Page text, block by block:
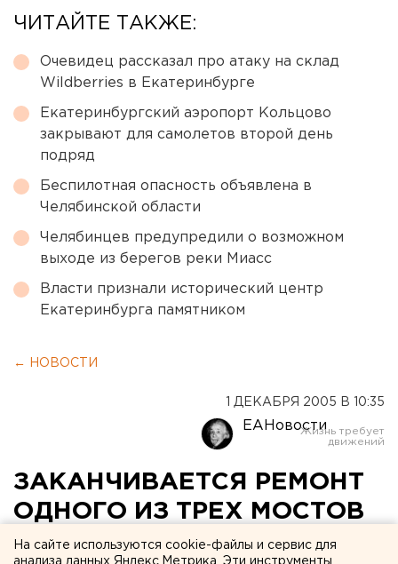
ЧИТАЙТЕ ТАКЖЕ:
Очевидец рассказал про атаку на склад
Wildberries в Екатеринбурге
Екатеринбургский аэропорт Кольцово
закрывают для самолетов второй день
подряд
Беспилотная опасность объявлена в
Челябинской области
Челябинцев предупредили о возможном
выходе из берегов реки Миасс
Власти признали исторический центр
Екатеринбурга памятником
← НОВОСТИ
1 ДЕКАБРЯ 2005 В 10:35
ЕАНовости
ЗАКАНЧИВАЕТСЯ РЕМОНТ
ОДНОГО ИЗ ТРЕХ МОСТОВ
КАРПИНСКА
На сайте используются cookie-файлы и сервис для
анализа данных Яндекс.Метрика. Эти инструменты